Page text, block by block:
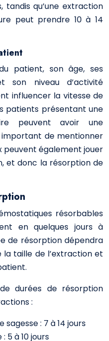
tandis qu’une extraction
peut prendre 10 à 14
patient, son âge, ses
son niveau d’activité
influencer la vitesse de
patients présentant une
peuvent avoir une
de mentionner
peuvent également jouer
et donc la résorption de
résorbables
en quelques jours à
de résorption dépendra
la taille de l’extraction et
durées de résorption
:
sagesse : 7 à 14 jours
5 à 10 jours